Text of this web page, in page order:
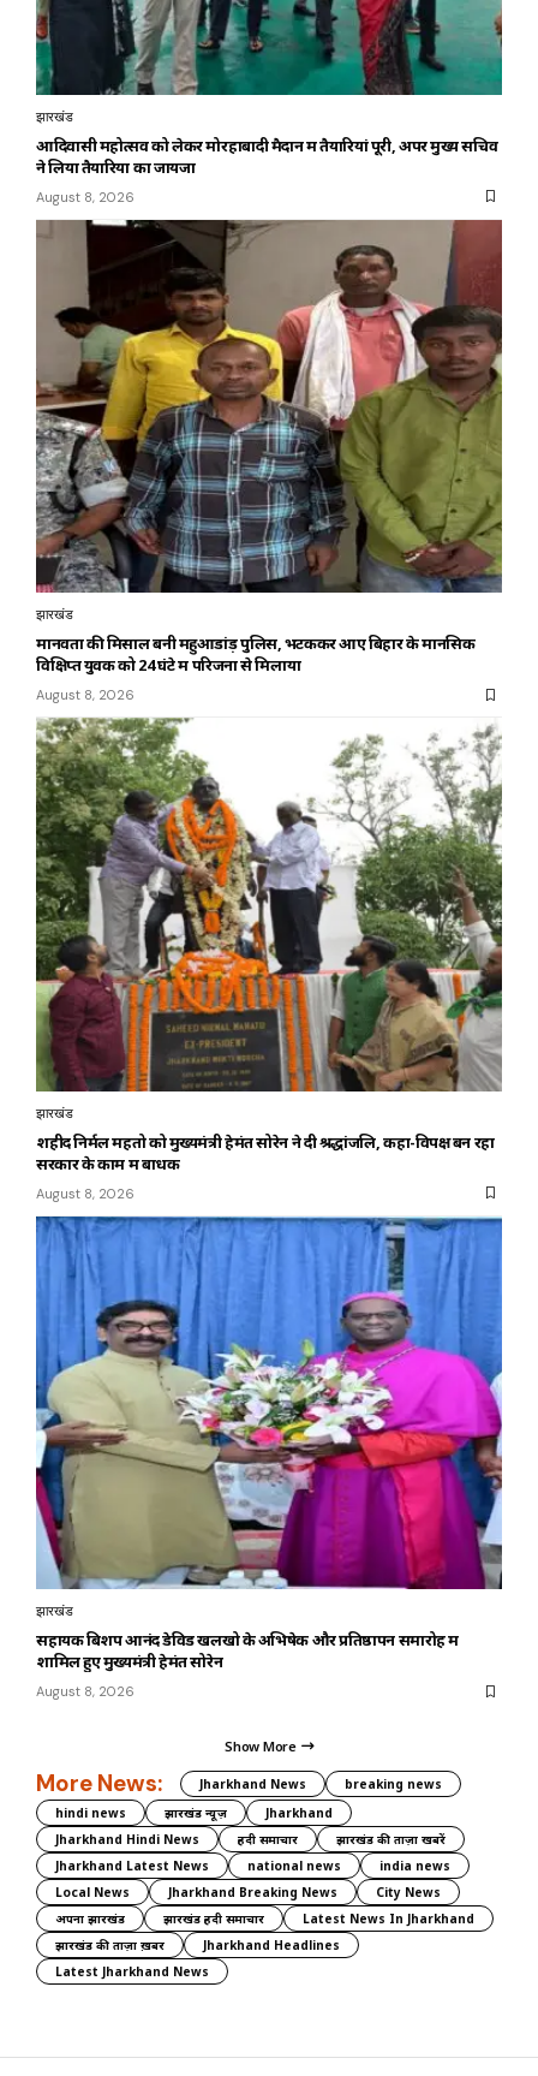
झारखंड
आदिवासी महोत्सव को लेकर मोरहाबादी मैदान में तैयारियां पूरी, अपर मुख्य सचिव
ने लिया तैयारियों का जायजा
August 8, 2026
झारखंड
मानवता की मिसाल बनी महुआडांड़ पुलिस, भटककर आए बिहार के मानसिक
विक्षिप्त युवक को 24 घंटे में परिजनों से मिलाया
August 8, 2026
झारखंड
शहीद निर्मल महतो को मुख्यमंत्री हेमंत सोरेन ने दी श्रद्धांजलि, कहा-विपक्ष बन रहा
सरकार के काम में बाधक
August 8, 2026
झारखंड
सहायक बिशप आनंद डेविड खलखो के अभिषेक और प्रतिष्ठापन समारोह में
शामिल हुए मुख्यमंत्री हेमंत सोरेन
August 8, 2026
Show More
More News: Jharkhand News
breaking news
hindi news
झारखंड न्यूज़
Jharkhand
Jharkhand Hindi News
हिंदी समाचार
झारखंड की ताज़ा खबरें
Jharkhand Latest News
national news
india news
Local News
Jharkhand Breaking News
City News
अपना झारखंड
झारखंड हिंदी समाचार
Latest News In Jharkhand
झारखंड की ताज़ा ख़बर
Jharkhand Headlines
Latest Jharkhand News